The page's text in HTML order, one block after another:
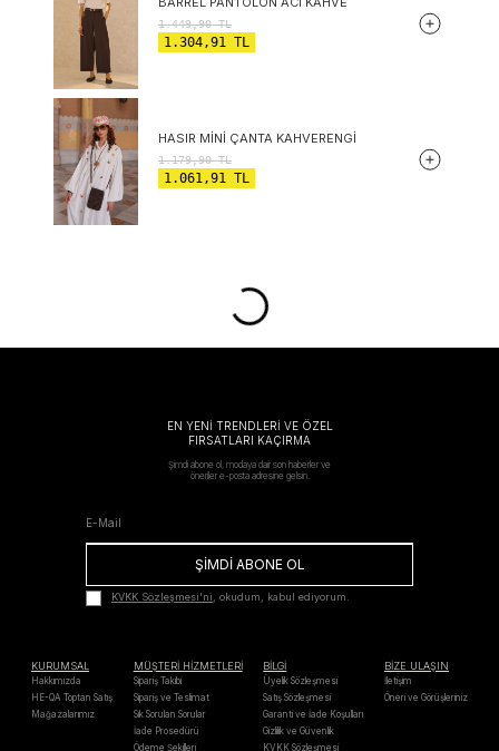
1.449,90TL
1.304,91 TL
HASIR MINI ÇANTA KAHVERENGI
1.179,90TL
1.061,91 TL
EN YENİ TRENDLERİ VE ÖZEL
FIRSATLARI KAÇIRMA
Şimdi abone ol, modaya dair son haberler ve
öneriler e-posta adresine gelsin.
ŞİMDİ ABONE OL
KVKK Sözleşmesi'ni, okudum, kabul ediyorum.
KURUMSAL
Hakkımızda
HE-QA Toptan Satış
Mağazalarımız
MÜŞTERİ HİZMETLERİ
Sipariş Takibi
Sipariş ve Teslimat
Sık Sorulan Sorular
İade Prosedürü
Ödeme Şekilleri
BİLGİ
Üyelik Sözleşmesi
Satış Sözleşmesi
Garanti ve İade Koşulları
Gizlilik ve Güvenlik
KVKK Sözleşmesi
BİZE ULAŞIN
İletişim
Öneri ve Görüşleriniz